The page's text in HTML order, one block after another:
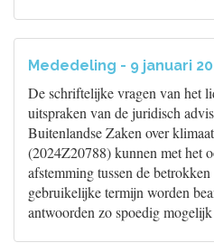
Mededeling - 9 januari
De schriftelijke vragen van het
uitspraken van de juridisch
Buitenlandse Zaken over
(2024Z20788) kunnen met het
afstemming tussen de
gebruikelijke termijn worden
antwoorden zo spoedig